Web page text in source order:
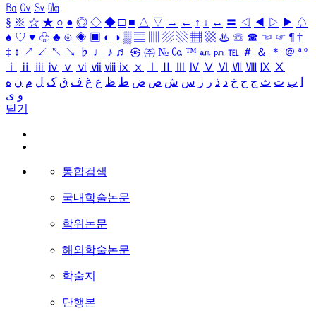
㏃ ㏉ ㏜ ㏆
§ ※ ☆ ★ ○ ● ◎ ◇ ◆ □ ■ △ ▽ → ← ↑ ↓ ↔ 〓 ◁ ◀ ▷ ▶ ♤
♠ ♡ ♥ ♧ ♣ ⊙ ◈ ▣ ◐ ◑ ▒ ▤ ▨ ▧ ▦ ▩ ♨ ☏ ☎ ☜ ☞ ¶ †
‡ ↕ ↗ ↙ ↖ ↘ ♭ ♩ ♪ ♬ ㉿ ㈜ № ㏇ ™ ㏂ ㏘ ℡ ＃ ＆ ＊ ＠ ª º
ⅰ
ⅱ ⅲ ⅳ ⅴ ⅵ ⅶ ⅷ ⅸ ⅹ Ⅳ Ⅴ Ⅵ Ⅶ Ⅷ Ⅸ Ⅹ
ب ت ث ج ح خ د ذ ر ز س ش ص ض ط ظ ع غ ف ق ک ل م ن ه
و ی
닫기
통합검색
국내학술논문
학위논문
해외학술논문
학술지
단행본